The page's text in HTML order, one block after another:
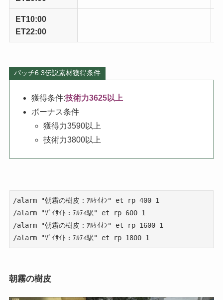
ET10:00
ET22:00
パッチ6.3伝説素材獲得条件
獲得条件:技術力3625以上
ボーナス条件
獲得力3590以上
技術力3800以上
/alarm "朝霧の樹皮：ｱﾙｹｲｵﾝ" et rp 400 1
/alarm "ｿﾞｲｻｲﾄ：ﾃﾙﾃｨ駅" et rp 600 1
/alarm "朝霧の樹皮：ｱﾙｹｲｵﾝ" et rp 1600 1
/alarm "ｿﾞｲｻｲﾄ：ﾃﾙﾃｨ駅" et rp 1800 1
朝霧の樹皮